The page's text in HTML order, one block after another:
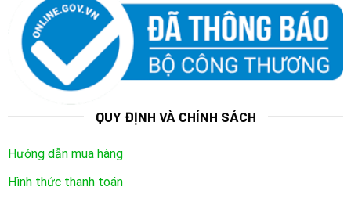
QUY ĐỊNH VÀ CHÍNH SÁCH
Hướng dẫn mua hàng
Hình thức thanh toán